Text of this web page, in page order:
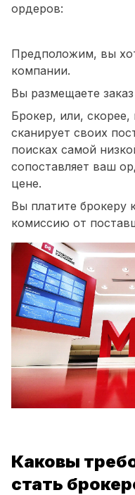
ордеров:
Предположим, вы
компании.
Вы размещаете
Брокер, или,
сканирует своих
поисках самой
сопоставляет ваш
цене.
Вы платите брокеру
комиссию от
Каковы
стать